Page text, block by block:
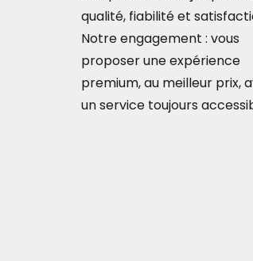
qualité, fiabilité et
Notre engagement : vous
proposer une expérience
premium, au meilleur prix,
un service toujours